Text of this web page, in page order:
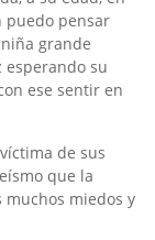
puedo pensar
grande
su
ese sentir en
de sus
que la
muchos miedos y